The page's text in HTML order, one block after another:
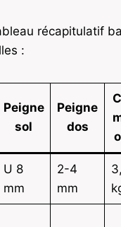
récapitulatif
:
Peigne
sol
Peigne
dos
U 8
mm
2-4
mm